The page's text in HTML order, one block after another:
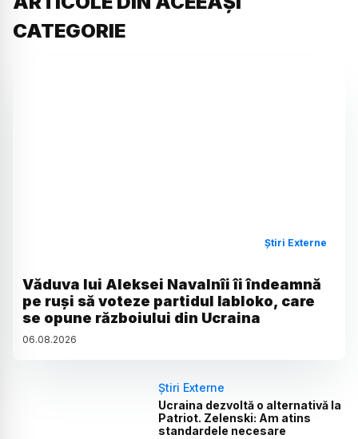
CATEGORIE
Știri Externe
Văduva lui Aleksei Navalnîi îi îndeamnă
pe ruși să voteze partidul Iabloko, care
se opune războiului din Ucraina
06.08.2026
Știri Externe
Ucraina dezvoltă o alternativă la
Patriot. Zelenski: Am atins
standardele necesare